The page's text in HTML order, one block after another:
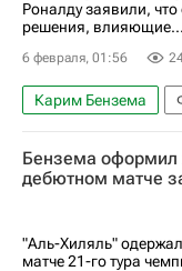
Роналду заявили,
решения, влияющие...
6 февраля, 01:56
Карим Бензема
Криштиану Роналду
Аль-Хиляль (Эр-
Бензема оформил
дебютном матче
"Аль-Хиляль"
матче 21-го тура